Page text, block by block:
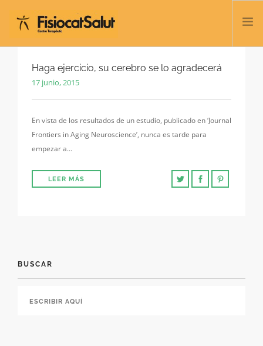
TRATAMIENTOS
SERVICIOS Y CLASES
CONTACTO
Haga ejercicio, su cerebro se lo agradecerá
17 junio, 2015
En vista de los resultados de un estudio, publicado en ‘Journal
Frontiers in Aging Neuroscience’, nunca es tarde para
empezar a…
LEER MÁS
BUSCAR